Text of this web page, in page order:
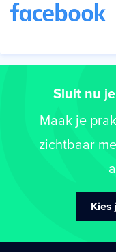
Sluit nu
Maak je
zichtbaar
Kies